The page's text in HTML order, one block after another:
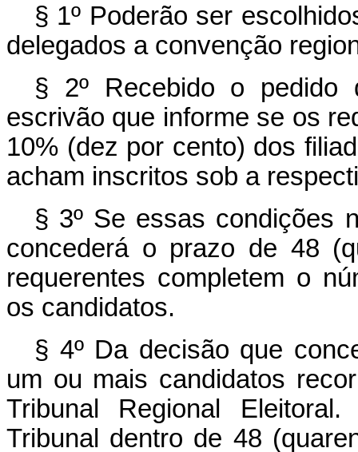
§ 1º Poderão ser
delegados a convenção
§ 2º Recebido o pedido
escrivão que informe se os
10% (dez por cento) dos
acham inscritos sob a
§ 3º Se essas condições
concederá o prazo de 48
requerentes completem o
os candidatos.
§ 4º Da decisão que
um ou mais candidatos
Tribunal Regional
Tribunal dentro de 48